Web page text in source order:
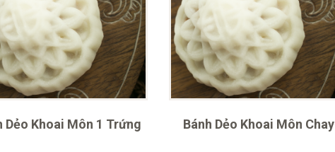
Dẻo Khoai Môn 1 Trứng Bánh Dẻo Khoai Môn Chay